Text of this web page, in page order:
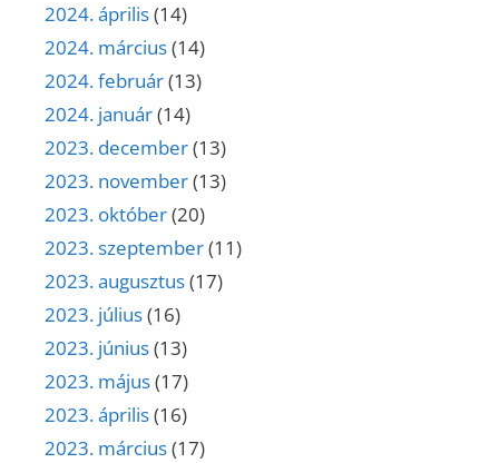
2024. április(14)
2024. március(14)
2024. február(13)
2024. január(14)
2023. december(13)
2023. november(13)
2023. október(20)
2023. szeptember(11)
2023. augusztus(17)
2023. július(16)
2023. június(13)
2023. május(17)
2023. április(16)
2023. március(17)